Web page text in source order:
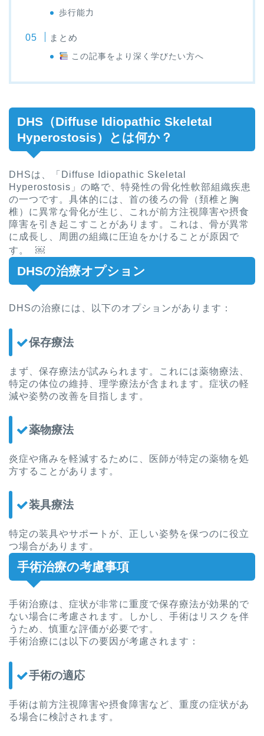
歩行能力
まとめ
この記事をより深く学びたい方へ
DHS（Diffuse Idiopathic Skeletal
Hyperostosis）とは何か？
DHSは、「Diffuse Idiopathic Skeletal
Hyperostosis」の略で、特発性の骨化性軟部組織疾患
の一つです。具体的には、首の後ろの骨（頚椎と胸
椎）に異常な骨化が生じ、これが前方注視障害や摂食
障害を引き起こすことがあります。これは、骨が異常
に成長し、周囲の組織に圧迫をかけることが原因で
す。 ￼
DHSの治療オプション
DHSの治療には、以下のオプションがあります：
保存療法
まず、保存療法が試みられます。これには薬物療法、
特定の体位の維持、理学療法が含まれます。症状の軽
減や姿勢の改善を目指します。
薬物療法
炎症や痛みを軽減するために、医師が特定の薬物を処
方することがあります。
装具療法
特定の装具やサポートが、正しい姿勢を保つのに役立
つ場合があります。
手術治療の考慮事項
手術治療は、症状が非常に重度で保存療法が効果的で
ない場合に考慮されます。しかし、手術はリスクを伴
うため、慎重な評価が必要です。
手術治療には以下の要因が考慮されます：
手術の適応
手術は前方注視障害や摂食障害など、重度の症状があ
る場合に検討されます。